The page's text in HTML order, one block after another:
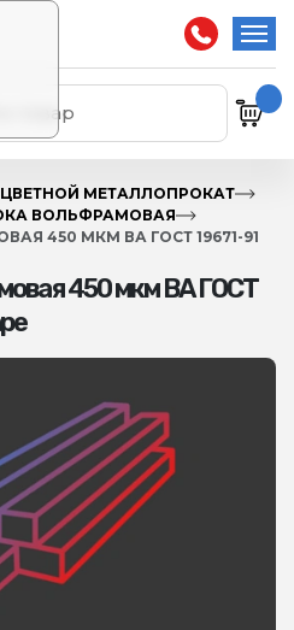
ЦВЕТНОЙ МЕТАЛЛОПРОКАТ
ВОЛЬФРАМОВАЯ
450 МКМ ВА ГОСТ 19671-91
450 мкм ВА ГОСТ